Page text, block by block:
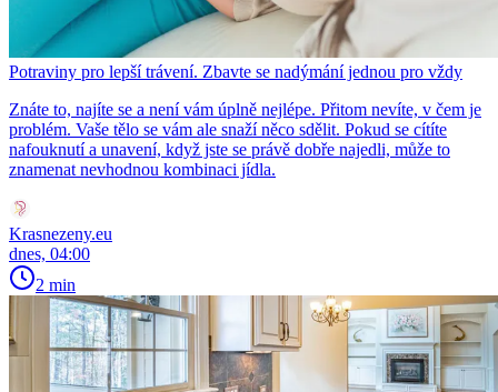
Potraviny pro lepší trávení. Zbavte se nadýmání jednou pro vždy
Znáte to, najíte se a není vám úplně nejlépe. Přitom nevíte, v čem je
problém. Vaše tělo se vám ale snaží něco sdělit. Pokud se cítíte
nafouknutí a unavení, když jste se právě dobře najedli, může to
znamenat nevhodnou kombinaci jídla.
Krasnezeny.eu
dnes, 04:00
2 min